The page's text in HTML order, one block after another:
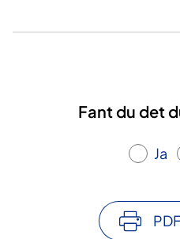
Fant du det
Ja